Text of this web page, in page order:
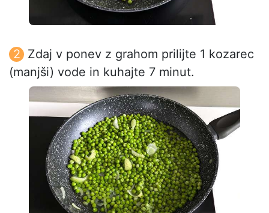
Zdaj v ponev z grahom prilijte 1 kozarec
(manjši) vode in kuhajte 7 minut.